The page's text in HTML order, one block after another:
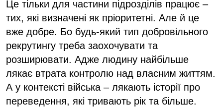
Це тільки для частини підрозділів працює –
тих, які визначені як пріоритетні. Але й це
вже добре. Бо будь-який тип добровільного
рекрутингу треба заохочувати та
розширювати. Адже людину найбільше
лякає втрата контролю над власним життям.
А у контексті війська – лякають історії про
переведення, які тривають рік та більше.